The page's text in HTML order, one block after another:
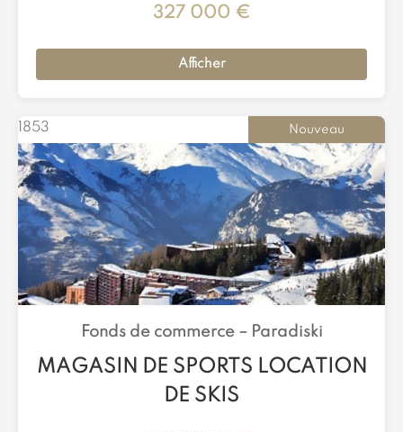
327 000 €
Afficher
1853 Nouveau
Fonds de commerce – Paradiski
MAGASIN DE SPORTS LOCATION
DE SKIS